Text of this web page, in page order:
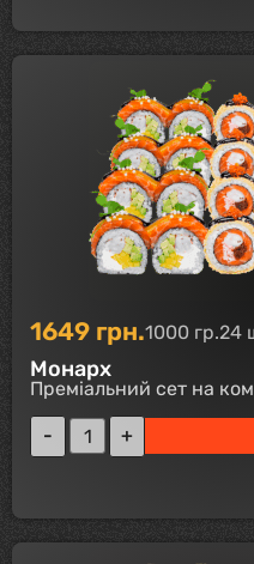
1649 грн.1000 гр.24
Монарх
Преміальний сет на